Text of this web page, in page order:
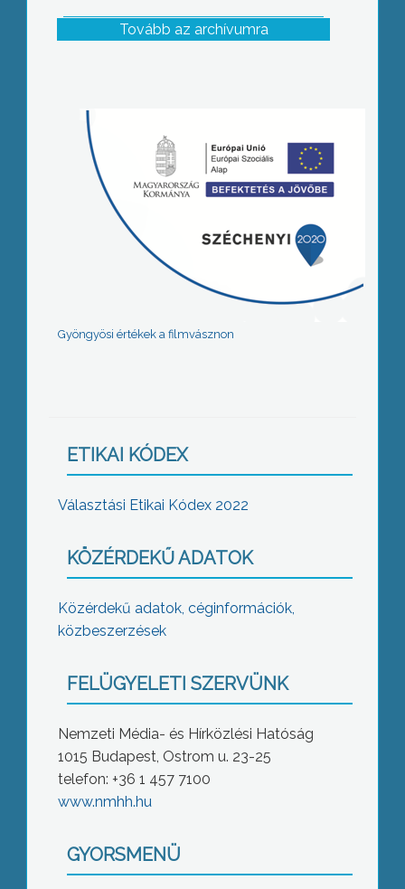
Tovább az archívumra
Gyöngyösi értékek a filmvásznon
ETIKAI KÓDEX
Választási Etikai Kódex 2022
KÖZÉRDEKŰ ADATOK
Közérdekű adatok, céginformációk,
közbeszerzések
FELÜGYELETI SZERVÜNK
Nemzeti Média- és Hírközlési Hatóság
1015 Budapest, Ostrom u. 23-25
telefon: +36 1 457 7100
www.nmhh.hu
GYORSMENÜ